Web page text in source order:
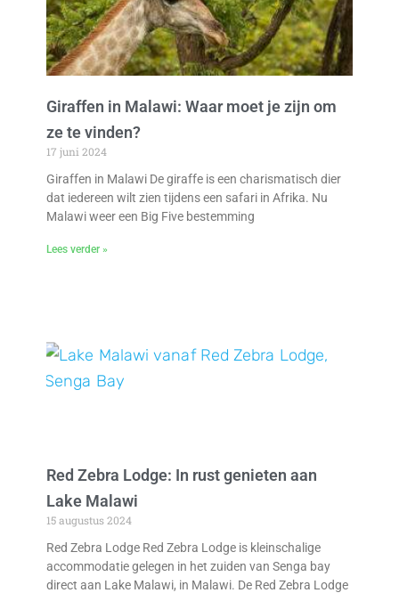
Giraffen in Malawi: Waar moet je zijn om
ze te vinden?
17 juni 2024
Giraffen in Malawi De giraffe is een charismatisch dier
dat iedereen wilt zien tijdens een safari in Afrika. Nu
Malawi weer een Big Five bestemming
Lees verder »
Red Zebra Lodge: In rust genieten aan
Lake Malawi
15 augustus 2024
Red Zebra Lodge Red Zebra Lodge is kleinschalige
accommodatie gelegen in het zuiden van Senga bay
direct aan Lake Malawi, in Malawi. De Red Zebra Lodge